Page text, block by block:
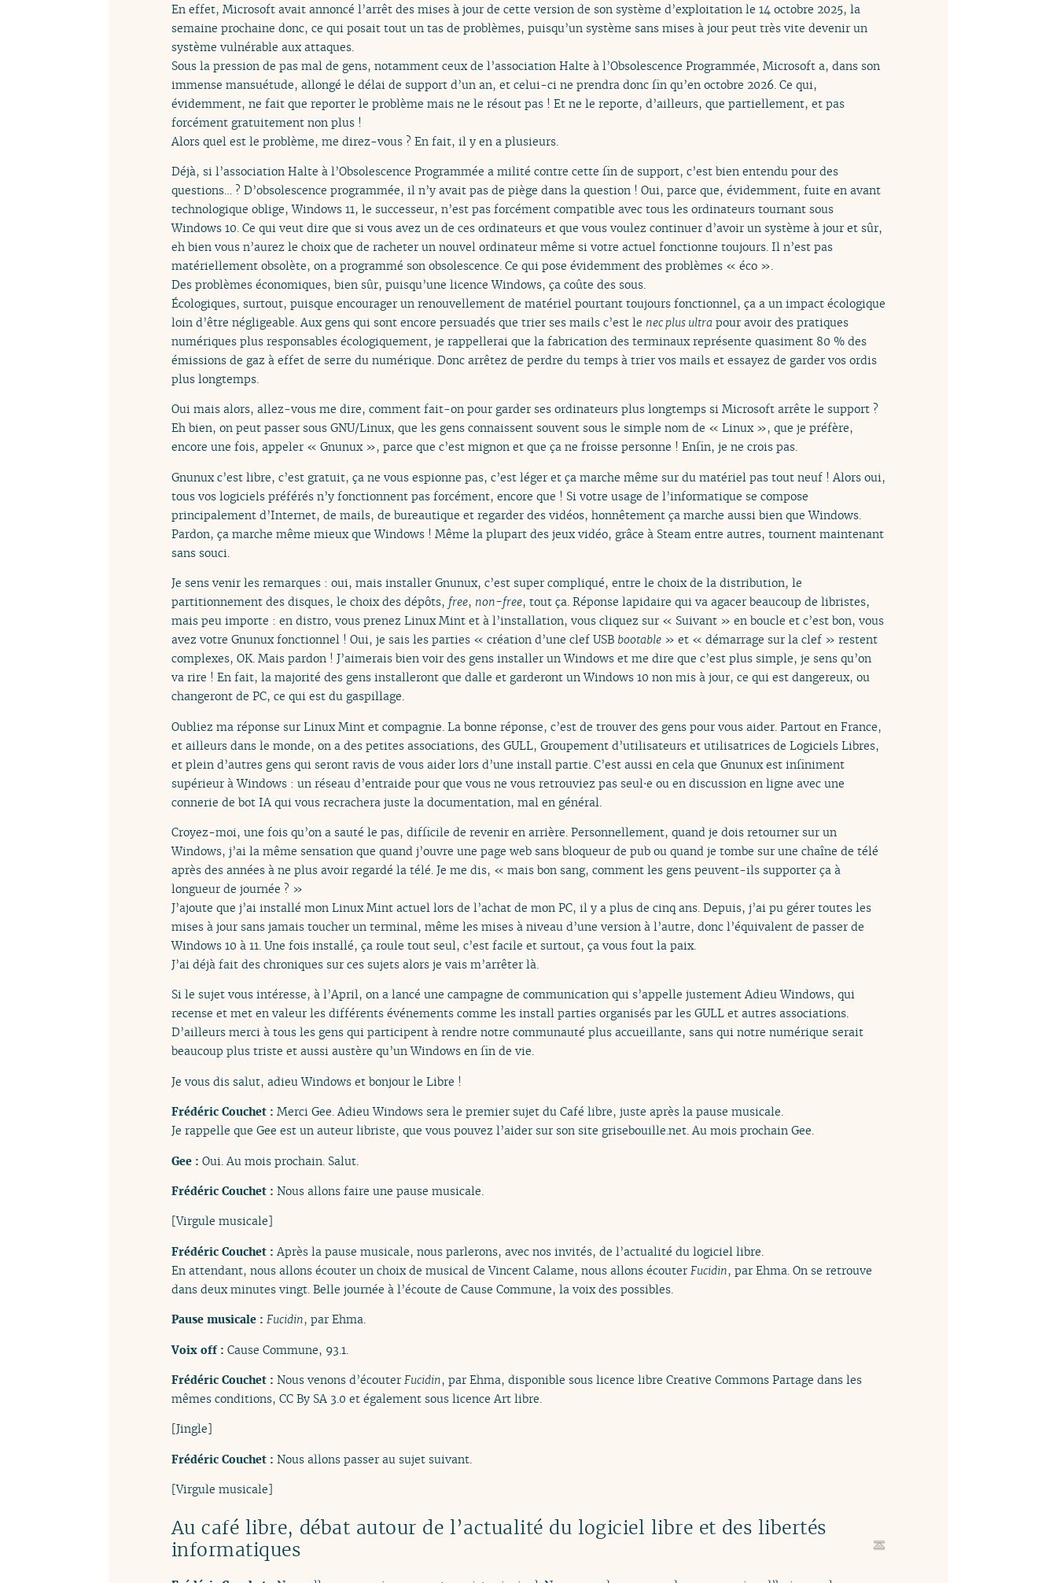
En effet, Microsoft avait annoncé l’arrêt des mises à jour de cette version de son système d’exploitation le 14 octobre 2025, la
semaine prochaine donc, ce qui posait tout un tas de problèmes, puisqu’un système sans mises à jour peut très vite devenir un
système vulnérable aux attaques.
Sous la pression de pas mal de gens, notamment ceux de l’association Halte à l’Obsolescence Programmée, Microsoft a, dans son
immense mansuétude, allongé le délai de support d’un an, et celui-ci ne prendra donc fin qu’en octobre 2026. Ce qui,
évidemment, ne fait que reporter le problème mais ne le résout pas ! Et ne le reporte, d’ailleurs, que partiellement, et pas
forcément gratuitement non plus !
Alors quel est le problème, me direz-vous ? En fait, il y en a plusieurs.
Déjà, si l’association Halte à l’Obsolescence Programmée a milité contre cette fin de support, c’est bien entendu pour des
questions… ? D’obsolescence programmée, il n’y avait pas de piège dans la question ! Oui, parce que, évidemment, fuite en avant
technologique oblige, Windows 11, le successeur, n’est pas forcément compatible avec tous les ordinateurs tournant sous
Windows 10. Ce qui veut dire que si vous avez un de ces ordinateurs et que vous voulez continuer d’avoir un système à jour et sûr,
eh bien vous n’aurez le choix que de racheter un nouvel ordinateur même si votre actuel fonctionne toujours. Il n’est pas
matériellement obsolète, on a programmé son obsolescence. Ce qui pose évidemment des problèmes « éco ».
Des problèmes économiques, bien sûr, puisqu’une licence Windows, ça coûte des sous.
Écologiques, surtout, puisque encourager un renouvellement de matériel pourtant toujours fonctionnel, ça a un impact écologique
loin d’être négligeable. Aux gens qui sont encore persuadés que trier ses mails c’est le nec plus ultra pour avoir des pratiques
numériques plus responsables écologiquement, je rappellerai que la fabrication des terminaux représente quasiment 80 % des
émissions de gaz à effet de serre du numérique. Donc arrêtez de perdre du temps à trier vos mails et essayez de garder vos ordis
plus longtemps.
Oui mais alors, allez-vous me dire, comment fait-on pour garder ses ordinateurs plus longtemps si Microsoft arrête le support ?
Eh bien, on peut passer sous GNU/Linux, que les gens connaissent souvent sous le simple nom de « Linux », que je préfère,
encore une fois, appeler « Gnunux », parce que c’est mignon et que ça ne froisse personne ! Enfin, je ne crois pas.
Gnunux c’est libre, c’est gratuit, ça ne vous espionne pas, c’est léger et ça marche même sur du matériel pas tout neuf ! Alors oui,
tous vos logiciels préférés n’y fonctionnent pas forcément, encore que ! Si votre usage de l’informatique se compose
principalement d’Internet, de mails, de bureautique et regarder des vidéos, honnêtement ça marche aussi bien que Windows.
Pardon, ça marche même mieux que Windows ! Même la plupart des jeux vidéo, grâce à Steam entre autres, tournent maintenant
sans souci.
Je sens venir les remarques : oui, mais installer Gnunux, c’est super compliqué, entre le choix de la distribution, le
partitionnement des disques, le choix des dépôts, free, non-free, tout ça. Réponse lapidaire qui va agacer beaucoup de libristes,
mais peu importe : en distro, vous prenez Linux Mint et à l’installation, vous cliquez sur « Suivant » en boucle et c’est bon, vous
avez votre Gnunux fonctionnel ! Oui, je sais les parties « création d’une clef USB bootable » et « démarrage sur la clef » restent
complexes, OK. Mais pardon ! J’aimerais bien voir des gens installer un Windows et me dire que c’est plus simple, je sens qu’on
va rire ! En fait, la majorité des gens installeront que dalle et garderont un Windows 10 non mis à jour, ce qui est dangereux, ou
changeront de PC, ce qui est du gaspillage.
Oubliez ma réponse sur Linux Mint et compagnie. La bonne réponse, c’est de trouver des gens pour vous aider. Partout en France,
et ailleurs dans le monde, on a des petites associations, des GULL, Groupement d’utilisateurs et utilisatrices de Logiciels Libres,
et plein d’autres gens qui seront ravis de vous aider lors d’une install partie. C’est aussi en cela que Gnunux est infiniment
supérieur à Windows : un réseau d’entraide pour que vous ne vous retrouviez pas seul⋅e ou en discussion en ligne avec une
connerie de bot IA qui vous recrachera juste la documentation, mal en général.
Croyez-moi, une fois qu’on a sauté le pas, difficile de revenir en arrière. Personnellement, quand je dois retourner sur un
Windows, j’ai la même sensation que quand j’ouvre une page web sans bloqueur de pub ou quand je tombe sur une chaîne de télé
après des années à ne plus avoir regardé la télé. Je me dis, « mais bon sang, comment les gens peuvent-ils supporter ça à
longueur de journée ? »
J’ajoute que j’ai installé mon Linux Mint actuel lors de l’achat de mon PC, il y a plus de cinq ans. Depuis, j’ai pu gérer toutes les
mises à jour sans jamais toucher un terminal, même les mises à niveau d’une version à l’autre, donc l’équivalent de passer de
Windows 10 à 11. Une fois installé, ça roule tout seul, c’est facile et surtout, ça vous fout la paix.
J’ai déjà fait des chroniques sur ces sujets alors je vais m’arrêter là.
Si le sujet vous intéresse, à l’April, on a lancé une campagne de communication qui s’appelle justement Adieu Windows, qui
recense et met en valeur les différents événements comme les install parties organisés par les GULL et autres associations.
D’ailleurs merci à tous les gens qui participent à rendre notre communauté plus accueillante, sans qui notre numérique serait
beaucoup plus triste et aussi austère qu’un Windows en fin de vie.
Je vous dis salut, adieu Windows et bonjour le Libre !
Frédéric Couchet : Merci Gee. Adieu Windows sera le premier sujet du Café libre, juste après la pause musicale.
Je rappelle que Gee est un auteur libriste, que vous pouvez l’aider sur son site grisebouille.net. Au mois prochain Gee.
Gee : Oui. Au mois prochain. Salut.
Frédéric Couchet : Nous allons faire une pause musicale.
[Virgule musicale]
Frédéric Couchet : Après la pause musicale, nous parlerons, avec nos invités, de l’actualité du logiciel libre.
En attendant, nous allons écouter un choix de musical de Vincent Calame, nous allons écouter Fucidin, par Ehma. On se retrouve
dans deux minutes vingt. Belle journée à l’écoute de Cause Commune, la voix des possibles.
Pause musicale : Fucidin, par Ehma.
Voix off : Cause Commune, 93.1.
Frédéric Couchet : Nous venons d’écouter Fucidin, par Ehma, disponible sous licence libre Creative Commons Partage dans les
mêmes conditions, CC By SA 3.0 et également sous licence Art libre.
[Jingle]
Frédéric Couchet : Nous allons passer au sujet suivant.
[Virgule musicale]
Au café libre, débat autour de l’actualité du logiciel libre et des libertés
informatiques